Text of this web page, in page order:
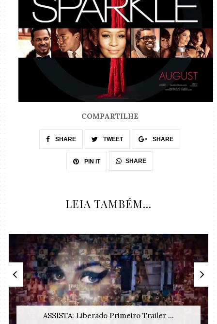
COMPARTILHE
SHARE TWEET SHARE
PIN IT SHARE
LEIA TAMBÉM...
ASSISTA: Liberado Primeiro Trailer ...